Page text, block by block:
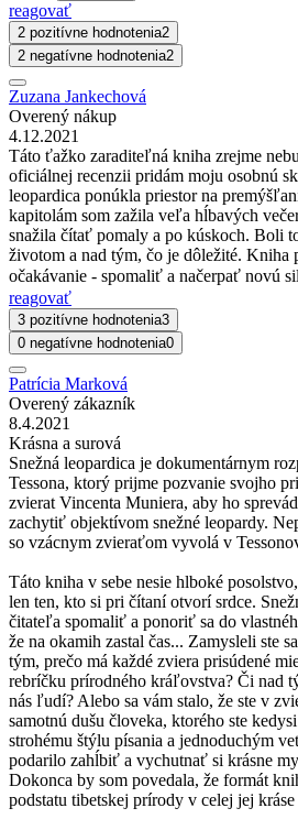
reagovať
2 pozitívne hodnotenia2
2 negatívne hodnotenia2
Zuzana Jankechová
Overený nákup
4.12.2021
Táto ťažko zaraditeľná kniha zrejme
oficiálnej recenzii pridám moju osobnú
leopardica ponúkla priestor na
kapitolám som zažila veľa hĺbavých
snažila čítať pomaly a po kúskoch. Boli
životom a nad tým, čo je dôležité. Kniha
očakávanie - spomaliť a načerpať novú
reagovať
3 pozitívne hodnotenia3
0 negatívne hodnotenia0
Patrícia Marková
Overený zákazník
8.4.2021
Krásna a surová
Snežná leopardica je dokumentárnym
Tessona, ktorý prijme pozvanie svojho
zvierat Vincenta Muniera, aby ho
zachytiť objektívom snežné leopardy.
so vzácnym zvieraťom vyvolá v
Táto kniha v sebe nesie hlboké
len ten, kto si pri čítaní otvorí srdce.
čitateľa spomaliť a ponoriť sa do
že na okamih zastal čas... Zamysleli ste
tým, prečo má každé zviera prisúdené
rebríčku prírodného kráľovstva? Či nad
nás ľudí? Alebo sa vám stalo, že ste v
samotnú dušu človeka, ktorého ste
strohému štýlu písania a jednoduchým
podarilo zahĺbiť a vychutnať si krásne
Dokonca by som povedala, že formát
podstatu tibetskej prírody v celej jej kráse